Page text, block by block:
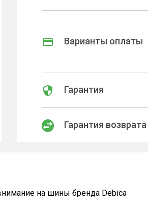
Варианты оплаты
Гарантия
Гарантия возврата
на шины бренда Debica